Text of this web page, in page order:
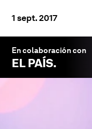
1 sept. 2017
En colaboración con
EL PAÍS.